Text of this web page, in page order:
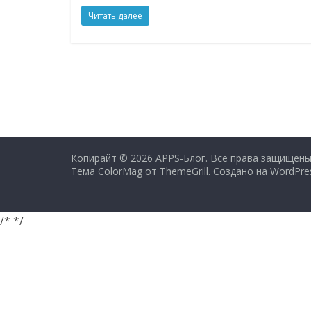
Читать далее
Копирайт © 2026 APPS-Блог. Все права
Тема ColorMag от ThemeGrill. Создано на
/* */